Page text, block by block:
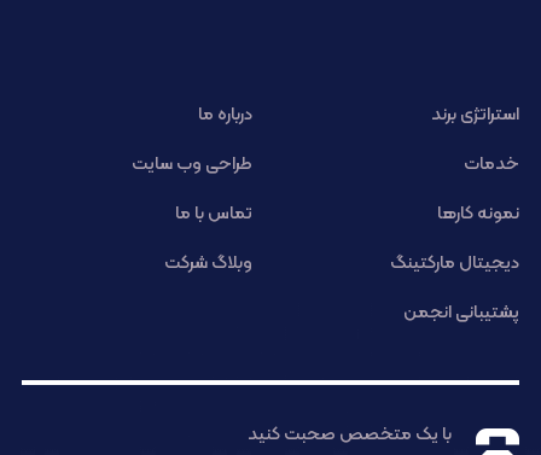
استراتژی برند
درباره ما
خدمات
طراحی وب سایت
نمونه کارها
تماس با ما
دیجیتال مارکتینگ
وبلاگ شرکت
پشتیبانی انجمن
با یک متخصص صحبت کنید